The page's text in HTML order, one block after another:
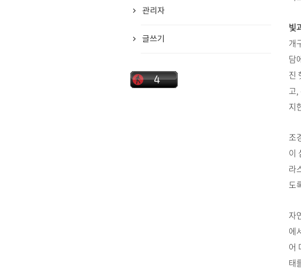
빛
개
담
진
고
지
조
이
라
도
자
에
어
태
관리자
글쓰기